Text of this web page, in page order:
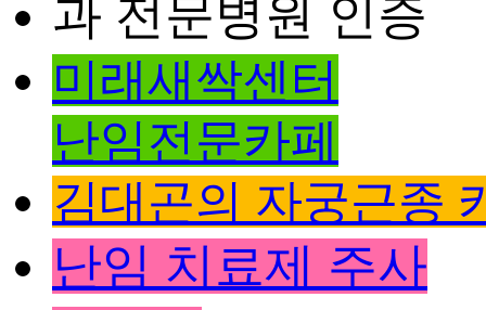
미래새싹센터
난임전문카페
김대곤의 자궁근종
난임 치료제 주사